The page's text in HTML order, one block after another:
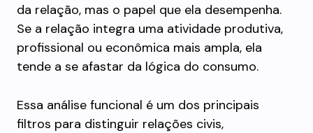
da relação, mas o papel que ela desempenha.
Se a relação integra uma atividade produtiva,
profissional ou econômica mais ampla, ela
tende a se afastar da lógica do consumo.
Essa análise funcional é um dos principais
filtros para distinguir relações civis,